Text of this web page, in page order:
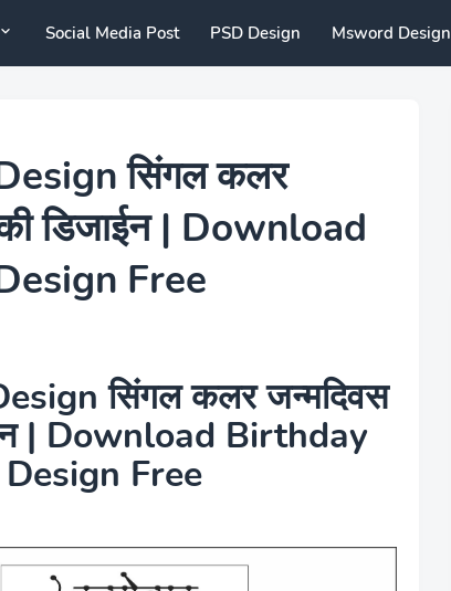
Social Media Post PSD Design Msword Design
सिंगल कलर
डिजाईन | Download
Free
सिंगल कलर जन्‍मदिवस
| Download Birthday
Free